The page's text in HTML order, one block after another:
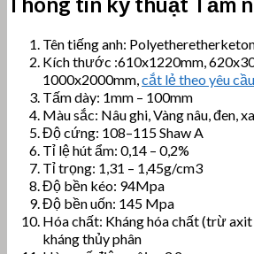
Tên tiếng anh:
Kích thước :610x1220mm,
1000x2000mm, cắt lẻ theo yêu cầu
Tấm dày: 1mm – 100mm
Màu sắc: Nâu ghi, Vàng nâu, đen,
Độ cứng: 108–115 Shaw A
Tỉ lệ hút ẩm: 0,14 – 0,2%
Tỉ trọng: 1,31 – 1,45g/cm3
Độ bền kéo: 94Mpa
Độ bền uốn: 145 Mpa
Hóa chất: Kháng hóa chất (trừ
kháng thủy phân